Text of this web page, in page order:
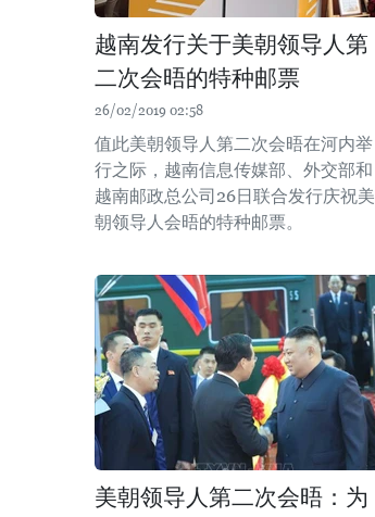
越南发行关于美朝领导人第
二次会晤的特种邮票
26/02/2019 02:58
值此美朝领导人第二次会晤在河内举
行之际，越南信息传媒部、外交部和
越南邮政总公司26日联合发行庆祝美
朝领导人会晤的特种邮票。
美朝领导人第二次会晤：为